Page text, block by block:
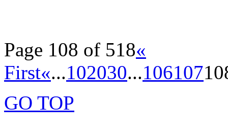
Page 108 of 518«
First«...102030...106107
GO TOP